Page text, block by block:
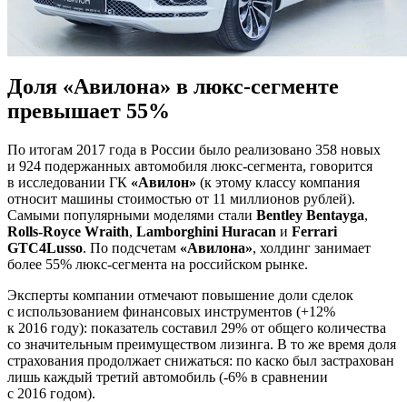
Доля «Авилона» в люкс-сегменте
превышает 55%
По итогам 2017 года в России было реализовано 358 новых
и 924 подержанных автомобиля люкс-сегмента, говорится
в исследовании ГК «Авилон» (к этому классу компания
относит машины стоимостью от 11 миллионов рублей).
Самыми популярными моделями стали Bentley Bentayga,
Rolls-Royce Wraith, Lamborghini Huracan и Ferrari
GTC4Lusso. По подсчетам «Авилона», холдинг занимает
более 55% люкс-сегмента на российском рынке.
Эксперты компании отмечают повышение доли сделок
с использованием финансовых инструментов (+12%
к 2016 году): показатель составил 29% от общего количества
со значительным преимуществом лизинга. В то же время доля
страхования продолжает снижаться: по каско был застрахован
лишь каждый третий автомобиль (-6% в сравнении
с 2016 годом).